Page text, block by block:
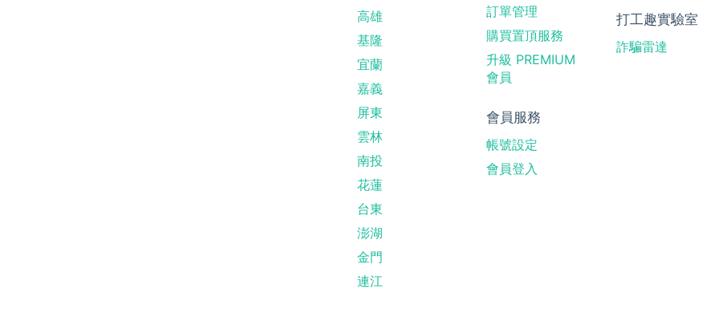
高雄
基隆
宜蘭
嘉義
屏東
雲林
南投
花蓮
台東
澎湖
金門
連江
訂單管理
購買置頂服務
升級 PREMIUM
會員
會員服務
帳號設定
會員登入
打工趣實驗室
詐騙雷達